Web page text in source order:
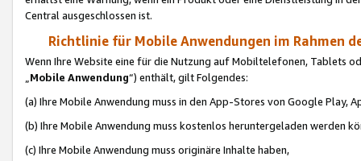
Central ausgeschlossen ist.
Richtlinie für Mobile Anwendungen im Rahmen
Wenn Ihre Website eine für die Nutzung auf Mobiltelefonen, Tablets
„Mobile Anwendung“) enthält, gilt Folgendes:
(a) Ihre Mobile Anwendung muss in den App-Stores von Google Play,
(b) Ihre Mobile Anwendung muss kostenlos heruntergeladen werden
(c) Ihre Mobile Anwendung muss originäre Inhalte haben,